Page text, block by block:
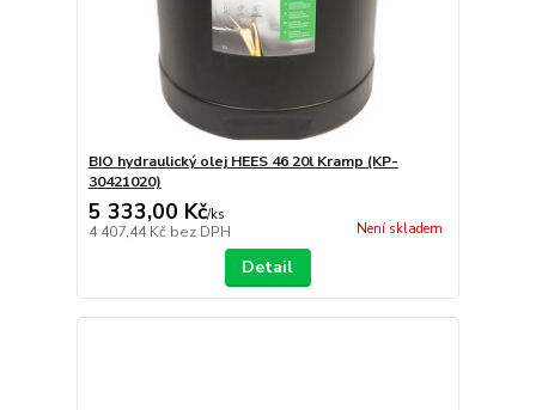
BIO hydraulický olej HEES 46 20l Kramp (KP-
30421020)
5 333,00 Kč/ks
4 407,44 Kč bez DPH Není skladem
Detail